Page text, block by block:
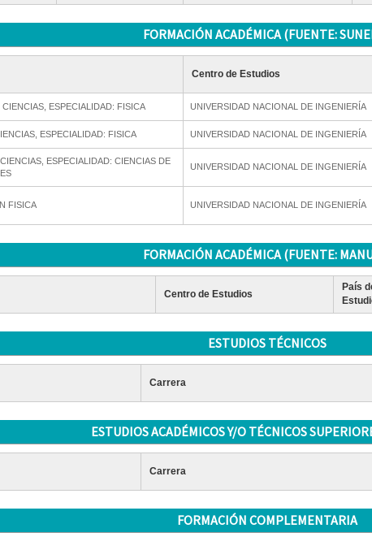
FORMACIÓN ACADÉMICA (FUENTE:
Centro de Estudios
CIENCIAS, ESPECIALIDAD: FISICA UNIVERSIDAD NACIONAL DE INGENIERÍA
ESPECIALIDAD: FISICA UNIVERSIDAD NACIONAL DE INGENIERÍA
ESPECIALIDAD: CIENCIAS DE
UNIVERSIDAD NACIONAL DE INGENIERÍA
FISICA UNIVERSIDAD NACIONAL DE INGENIERÍA
FORMACIÓN ACADÉMICA (FUENTE:
Centro de Estudios
País
ESTUDIOS TÉCNICOS
Carrera
ESTUDIOS ACADÉMICOS Y/O TÉCNICOS
Carrera
FORMACIÓN COMPLEMENTARIA